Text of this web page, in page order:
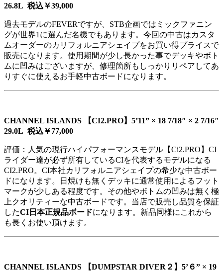
26.8L 税込￥39,000
過去モデルのFEVERですが、STB企画ではミックファニン
グが世界1に選んだ名機でもあります。今回の中古はカスタ
ムオーダーのカリフォルニアシェイプをお買い得プライスで
販売になります。使用期間が少し長かった事でデッキやボト
ムに凹みはございますが、修理箇所もしっかりリペアしてあ
りすぐに使えるお手軽中古ボードになります。
CHANNEL ISLANDS 【CI2.PRO】5’11” × 18 7/18″ × 2 7/16″
29.0L 税込￥77,000
評価：人気の現行ハイパフォーマンスモデル【Ci2.PRO】CI
ライダー達が必ず所有しているCIを代表するモデルになる
CI2.PRO。CI本社カリフォルニアシェイプの希少な中古ボー
ドになります。日焼けも無くデッキに通常使用によるフット
マークが少しある程度です。その他やボトムの凹みは無く極
上クオリティーな中古ボードです。当店で販売し品質を保証
したCI日本正規品ボードになります。新品同様にこれから
も長くお使い頂けます。
CHANNEL ISLANDS 【DUMPSTAR DIVER２】5’６” × 19